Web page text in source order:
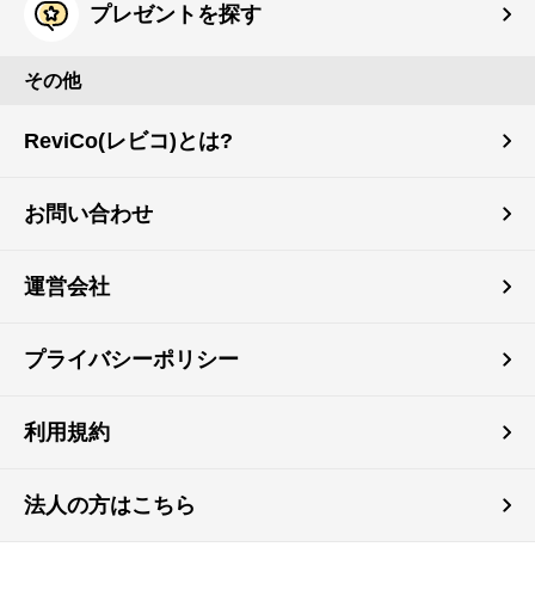
プレゼントを探す
その他
ReviCo(レビコ)とは?
お問い合わせ
運営会社
プライバシーポリシー
利用規約
法人の方はこちら